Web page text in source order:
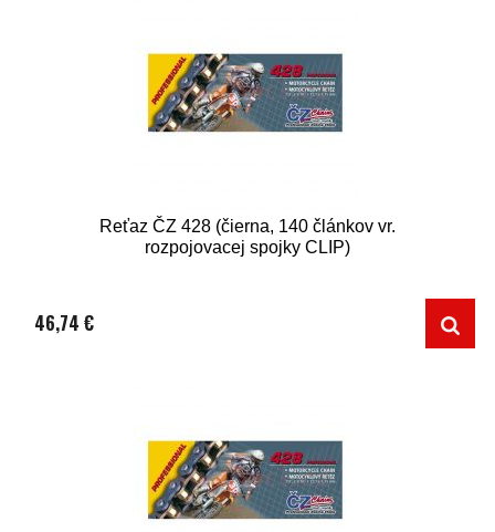
Reťaz ČZ 428 (čierna, 140 článkov vr.
rozpojovacej spojky CLIP)
46,74 €